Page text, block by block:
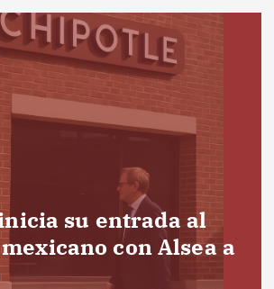
su entrada al
con Alsea a